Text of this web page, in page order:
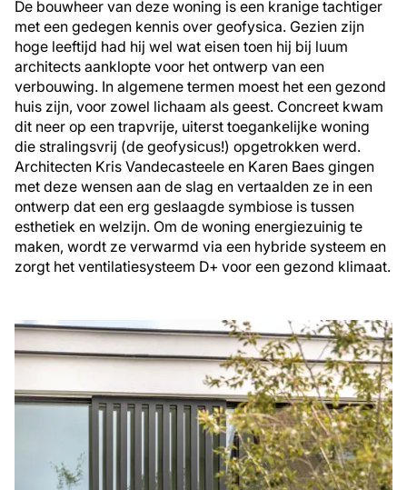
De bouwheer van deze woning is een kranige tachtiger
met een gedegen kennis over geofysica. Gezien zijn
hoge leeftijd had hij wel wat eisen toen hij bij luum
architects aanklopte voor het ontwerp van een
verbouwing. In algemene termen moest het een gezond
huis zijn, voor zowel lichaam als geest. Concreet kwam
dit neer op een trapvrije, uiterst toegankelijke woning
die stralingsvrij (de geofysicus!) opgetrokken werd.
Architecten Kris Vandecasteele en Karen Baes gingen
met deze wensen aan de slag en vertaalden ze in een
ontwerp dat een erg geslaagde symbiose is tussen
esthetiek en welzijn. Om de woning energiezuinig te
maken, wordt ze verwarmd via een hybride systeem en
zorgt het ventilatiesysteem D+ voor een gezond klimaat.